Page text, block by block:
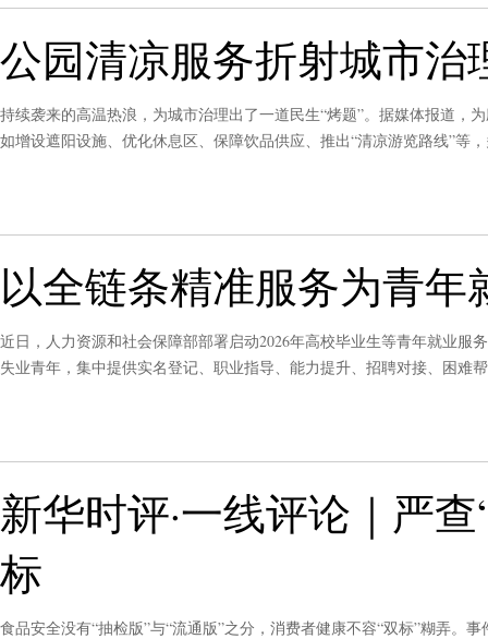
公园清凉服务折射城市治
持续袭来的高温热浪，为城市治理出了一道民生“烤题”。据媒体报道，
如增设遮阳设施、优化休息区、保障饮品供应、推出“清凉游览路线”等
以全链条精准服务为青年
近日，人力资源和社会保障部部署启动2026年高校毕业生等青年就业服
失业青年，集中提供实名登记、职业指导、能力提升、招聘对接、困
新华时评·一线评论｜严
标
食品安全没有“抽检版”与“流通版”之分，消费者健康不容“双标”糊弄。